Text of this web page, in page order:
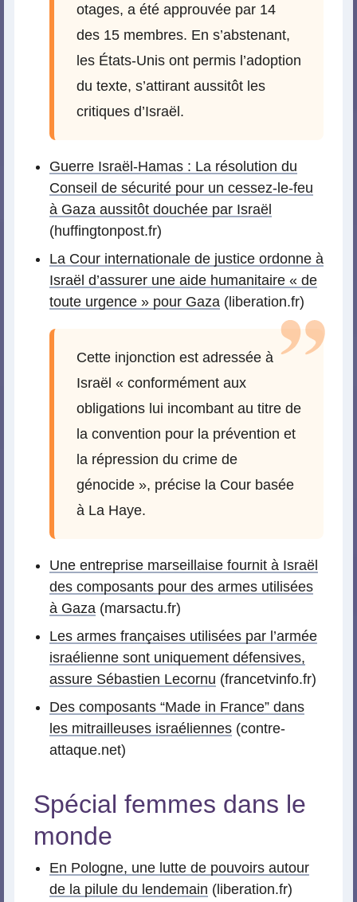
otages, a été approuvée par 14
des 15 membres. En s’abstenant,
les États-Unis ont permis l’adoption
du texte, s’attirant aussitôt les
critiques d’Israël.
Guerre Israël-Hamas : La résolution du
Conseil de sécurité pour un cessez-le-feu
à Gaza aussitôt douchée par Israël
(huffingtonpost.fr)
La Cour internationale de justice ordonne à
Israël d’assurer une aide humanitaire « de
toute urgence » pour Gaza (liberation.fr)
Cette injonction est adressée à
Israël « conformément aux
obligations lui incombant au titre de
la convention pour la prévention et
la répression du crime de
génocide », précise la Cour basée
à La Haye.
Une entreprise marseillaise fournit à Israël
des composants pour des armes utilisées
à Gaza (marsactu.fr)
Les armes françaises utilisées par l’armée
israélienne sont uniquement défensives,
assure Sébastien Lecornu (francetvinfo.fr)
Des composants “Made in France” dans
les mitrailleuses israéliennes (contre-
attaque.net)
Spécial femmes dans le
monde
En Pologne, une lutte de pouvoirs autour
de la pilule du lendemain (liberation.fr)